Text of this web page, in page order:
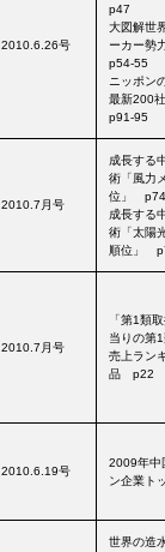
2010.6.26号
p47
大図解世
ーカー
p54-55
ニッポン
最新200
p91-95
2010.7月号
成長する
術「風力
位」 p74
成長する
術「太陽
順位」
2010.7月号
「第1類
当りの第
売上ラン
品 p22
2010.6.19号
2009年中
ン企業ト
世界の造